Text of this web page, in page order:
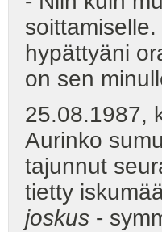
hypättyäni
on sen
Aurinko
tajunnut
tietty
joskus -